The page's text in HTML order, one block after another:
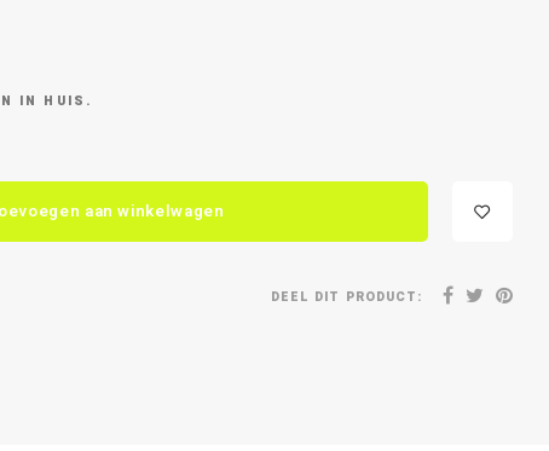
IN HUIS.
aan winkelwagen
DEEL DIT PRODUCT: